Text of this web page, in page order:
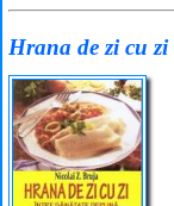
Hrana de zi cu zi